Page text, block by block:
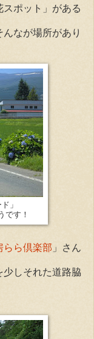
ポット」がある
なが場所があり
」
です！
らら倶楽部 」さん
少しそれた道路脇